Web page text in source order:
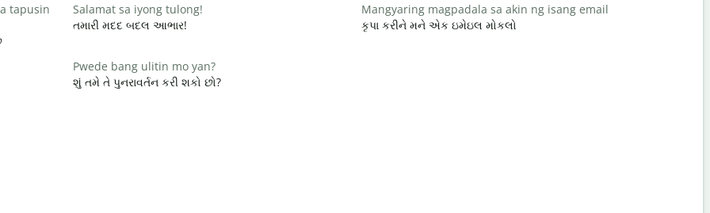
tapusin
Salamat sa iyong tulong!
તમારી મદદ બદલ આભાર!
Mangyaring magpadala sa akin ng isang email
કૃપા કરીને મને એક ઇમેઇલ મોકલો
Pwede bang ulitin mo yan?
શું તમે તે પુનરાવર્તન કરી શકો છો?